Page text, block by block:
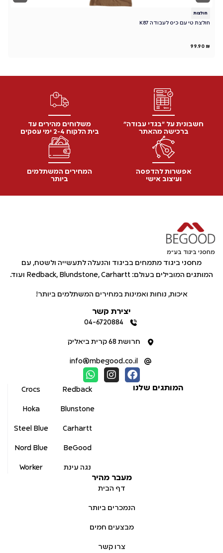
חולצות
חולצת טי עם כיס לעבודה K87
99.90 ₪
חשבונית על "בגדי עבודה"
ברכישה מהאתר
משלוחים מהירים עד
בית הלקוח 2-4 ימי עסקים
אפשרות להדפסה
ועיצוב אישי
המחירים המשתלמים
ביותר
מחסני ביגוד בע"מ
מחסני ביגוד מתמחים בביגוד והנעלה לתעשייה ולשטח, עם
המותגים המובילים בעולם: Redback, Blundstone, Carhartt ועוד.
איכות, נוחות ואמינות במחירים המשתלמים ביותר!
מעבר מהיר
דף הבית
הנמכרים ביותר
מבצעים חמים
צרו קשר
המותגים שלנו Redback
Blunstone
Carhartt
BeGood
נגה עינת
Crocs
Hoka
Steel Blue
Nord Blue
Worker
יצירת קשר
04-6720884
חרושת 68 קרית ביאליק
info@mbegood.co.il